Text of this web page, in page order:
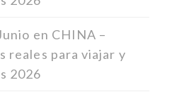
en CHINA –
reales para viajar y
2026